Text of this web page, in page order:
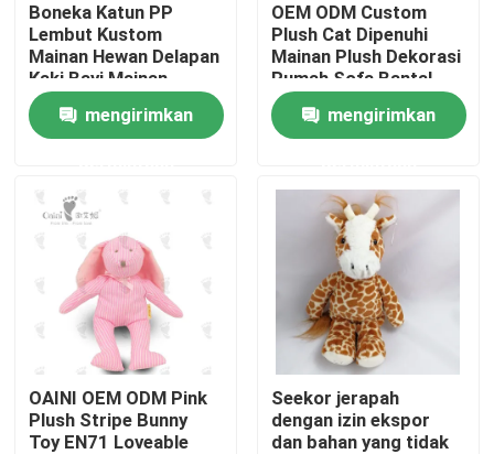
Produk
Video
Tentang kami
Tur Pabrik
Kontrol kualitas
Hubungi kami
Boneka Katun PP
Lembut Kustom
Mainan Hewan Delapan
Kaki Bayi Mainan
Hewan Kepiting Mewah
Multi Warnamengirimkan
OEM ODM Custom
Plush Cat Dipenuhi
Mainan Plush Dekorasi
Rumah Sofa Bantal
Popular Dipenuhi
Super Soft Animal
Mainan
mengirimkan
OAINI OEM ODM Pink
Plush Stripe Bunny
Toy EN71 Loveable
Seekor jerapah
dengan izin ekspor
dan bahan yang tidak